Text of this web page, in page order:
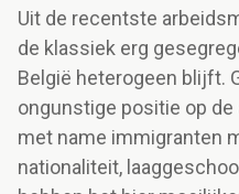
Uit de recentste
de klassiek erg
België heterogeen blijft.
ongunstige positie op
met name immigranten
nationaliteit,